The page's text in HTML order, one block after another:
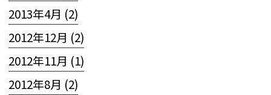
2013年4月 (2)
2012年12月 (2)
2012年11月 (1)
2012年8月 (2)